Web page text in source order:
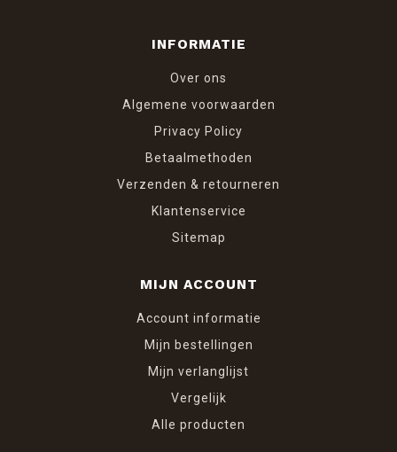
INFORMATIE
Over ons
Algemene voorwaarden
Privacy Policy
Betaalmethoden
Verzenden & retourneren
Klantenservice
Sitemap
MIJN ACCOUNT
Account informatie
Mijn bestellingen
Mijn verlanglijst
Vergelijk
Alle producten